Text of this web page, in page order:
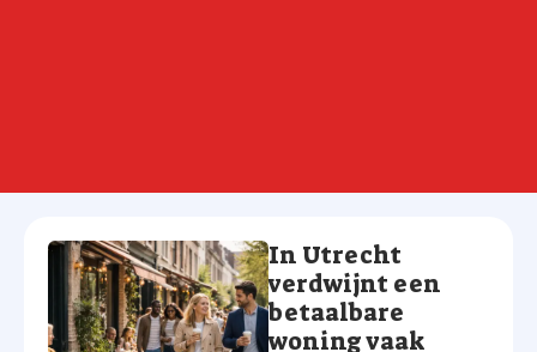
In Utrecht
verdwijnt een
betaalbare
woning vaak